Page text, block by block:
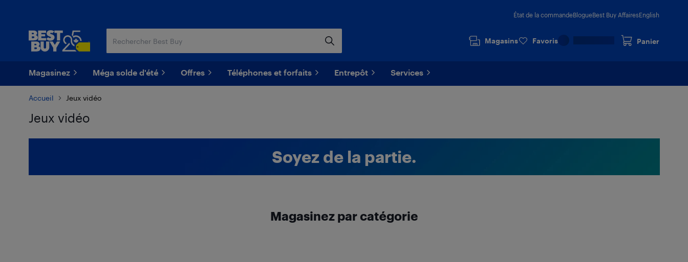
État de la commandeBlogueBest Buy AffairesEnglish
Magasins Favoris Panier
Magasinez Méga solde d'été Offres Téléphones et forfaits Entrepôt Services
Accueil Jeux vidéo
Jeux vidéo
Soyez de la partie.
Magasinez par catégorie